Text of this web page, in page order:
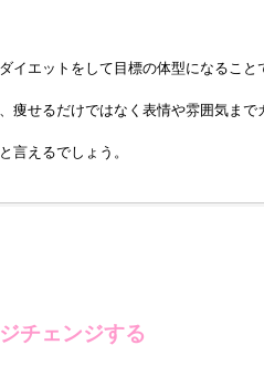
イエットをして目標の体型になるこ
痩せるだけではなく表情や雰囲気ま
言えるでしょう。
チェンジする